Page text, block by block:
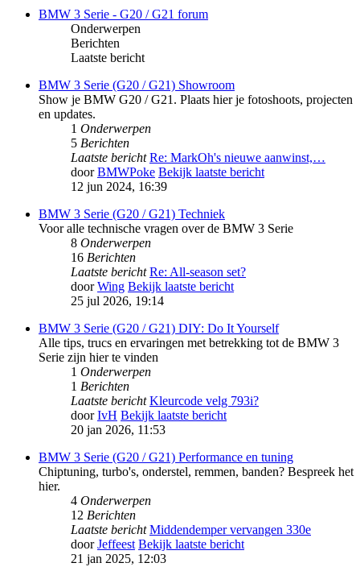
BMW 3 Serie - G20 / G21 forum
Onderwerpen
Berichten
Laatste bericht
BMW 3 Serie (G20 / G21) Showroom
Show je BMW G20 / G21. Plaats hier je fotoshoots, projecten
en updates.
1 Onderwerpen
5 Berichten
Laatste bericht Re: MarkOh's nieuwe aanwinst,…
doorBMWPoke Bekijk laatste bericht
12 jun 2024, 16:39
BMW 3 Serie (G20 / G21) Techniek
Voor alle technische vragen over de BMW 3 Serie
8 Onderwerpen
16 Berichten
Laatste bericht Re: All-season set?
doorWing Bekijk laatste bericht
25 jul 2026, 19:14
BMW 3 Serie (G20 / G21) DIY: Do It Yourself
Alle tips, trucs en ervaringen met betrekking tot de BMW 3
Serie zijn hier te vinden
1 Onderwerpen
1 Berichten
Laatste bericht Kleurcode velg 793i?
doorIvH Bekijk laatste bericht
20 jan 2026, 11:53
BMW 3 Serie (G20 / G21) Performance en tuning
Chiptuning, turbo's, onderstel, remmen, banden? Bespreek het
hier.
4 Onderwerpen
12 Berichten
Laatste bericht Middendemper vervangen 330e
doorJeffeest Bekijk laatste bericht
21 jan 2025, 12:03